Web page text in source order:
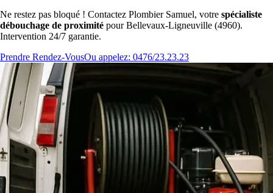
Ne restez pas bloqué ! Contactez Plombier Samuel, votre spécialiste
débouchage de proximité pour Bellevaux-Ligneuville (4960).
Intervention 24/7 garantie.
Prendre Rendez-VousOu appelez: 0476/23.23.23